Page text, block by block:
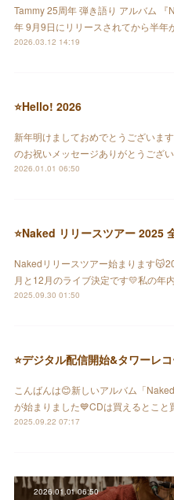
Tammy 25周年 弾き語り アルバム 『
年 9月9日にリリースされてから半
2026.03.12 14:19
⭐️Hello! 2026
新年明けましておめでとうございま
のお祝いメッセージありがとうござ
2026.01.01 06:50
⭐️Naked リリースツアー 2025
Nakedリリースツアー始まります
月と12月のライブ決定です💛私の年
2025.09.30 01:50
こんばんは😊新しいアルバム「
が始まりました💙CDは買えるとこ
2025.09.22 07:17
2026.01.01 06:50